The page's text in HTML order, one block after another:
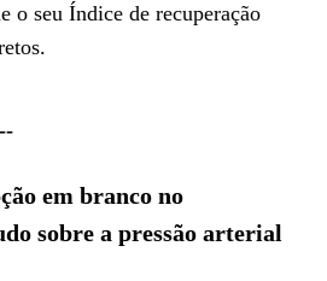
o seu Índice de recuperação
em branco no
sobre a pressão arterial